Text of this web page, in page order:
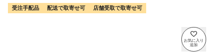
受注手配品 配送で取寄せ可 店舗受取で取寄せ可